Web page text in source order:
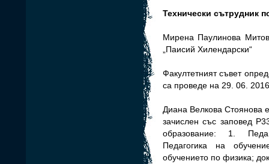
Технически сътрудник
Мирена Паулинова
„Паисий Хилендарски“
Факултетният съвет
са проведе на 29. 06.
Диана Велкова Стоянова
зачислен със заповед
образование: 1.
Педагогика на
обучението по физика;